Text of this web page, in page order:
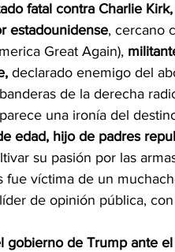
fatal contra Charlie
estadounidense, cercano
Great Again),
declarado enemigo del
de la derecha
una ironía del
edad, hijo de padres
su pasión por las
fue víctima de un
de opinión pública,
gobierno de Trump ante